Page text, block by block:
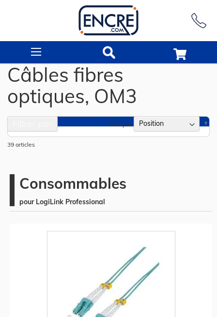
Câbles fibres
optiques, OM3
39 articles
Trier par
Consommables
pour LogiLink Professional